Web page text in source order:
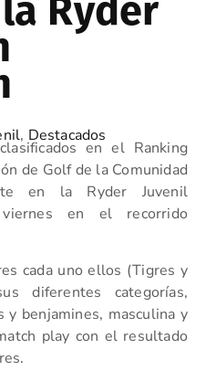
Ryder
, Destacados
en el Ranking
de Golf de la Comunidad
en la Ryder Juvenil
en el recorrido
cada uno ellos (Tigres y
diferentes categorías,
y benjamines, masculina y
play con el resultado